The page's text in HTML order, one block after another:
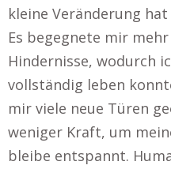
kleine Veränderung
Es begegnete mir
Hindernisse, wodurch
vollständig leben
mir viele neue Türen
weniger Kraft, um
bleibe entspannt.